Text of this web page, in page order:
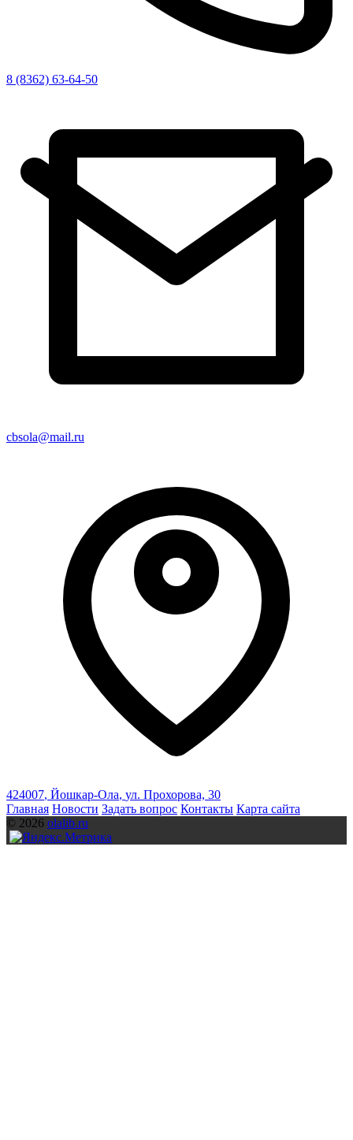
8 (8362) 63-64-50
cbsola@mail.ru
424007, Йошкар-Ола, ул. Прохорова, 30
Главная Новости Задать вопрос Контакты Карта сайта
© 2026 olalib.ru